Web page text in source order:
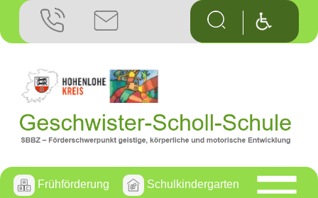
Frühförderung Schulkindergarten